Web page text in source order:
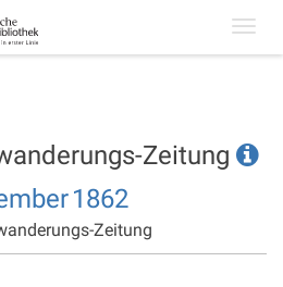
Zeitung
1862
Zeitung